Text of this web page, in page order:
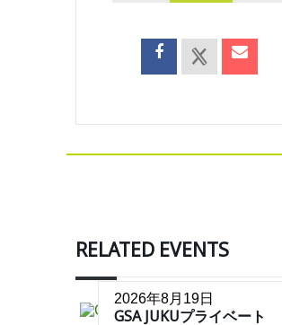
RELATED EVENTS
2026年8月19日
GSA JUKUプライベート